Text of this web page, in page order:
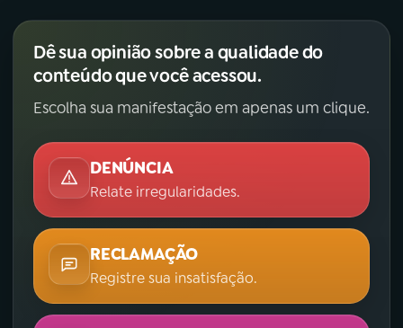
Dê sua opinião sobre a qualidade do
conteúdo que você acessou.
Escolha sua manifestação em apenas um clique.
DENÚNCIA
Relate irregularidades.
RECLAMAÇÃO
Registre sua insatisfação.